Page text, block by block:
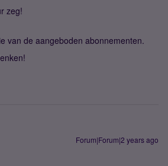
zeg!
van de aangeboden abonnementen.
Forum|Forum|2 years ago